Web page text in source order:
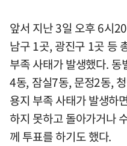
앞서 지난 3일 오후 6시
남구 1곳, 광진구 1곳 등
부족 사태가 발생했다.
4동, 잠실7동, 문정2동,
용지 부족 사태가 발생하
하지 못하고 돌아가거나
께 투표를 하기도 했다.